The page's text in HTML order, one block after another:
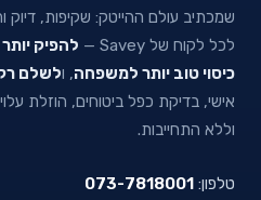
שמכתיב עולם ההייטק: שקיפות, דיוק
לכל לקוח של Savey —
להפיק
כיסוי טוב יותר למשפחה, ולשלם
אישי, בדיקת כפל ביטוחים, הוזלת
וללא התחייבות.
טלפון: 073-7818001